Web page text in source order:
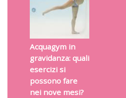
Acquagym in
gravidanza: quali
esercizi si
possono fare
nei nove mesi?